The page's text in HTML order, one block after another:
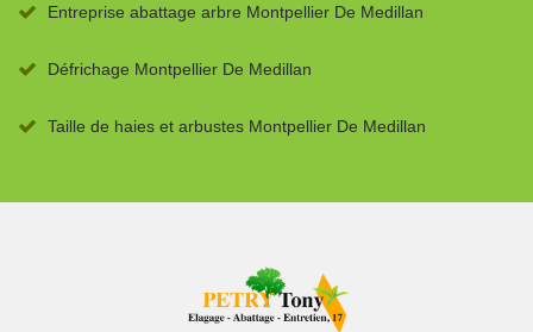
Entreprise abattage arbre Montpellier De Medillan
Défrichage Montpellier De Medillan
Taille de haies et arbustes Montpellier De Medillan